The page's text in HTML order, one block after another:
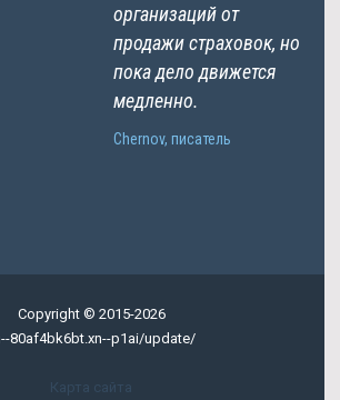
организаций от
продажи страховок, но
пока дело движется
медленно.
Chernov, писатель
Copyright © 2015-2026
80af4bk6bt.xn--p1ai/update/
Карта сайта